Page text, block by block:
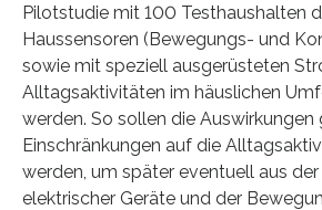
Pilotstudie mit 100 Testhaushalten
Haussensoren (Bewegungs- und
sowie mit speziell ausgerüsteten
Alltagsaktivitäten im häuslichen
werden. So sollen die
Einschränkungen auf die
werden, um später eventuell aus
elektrischer Geräte und der